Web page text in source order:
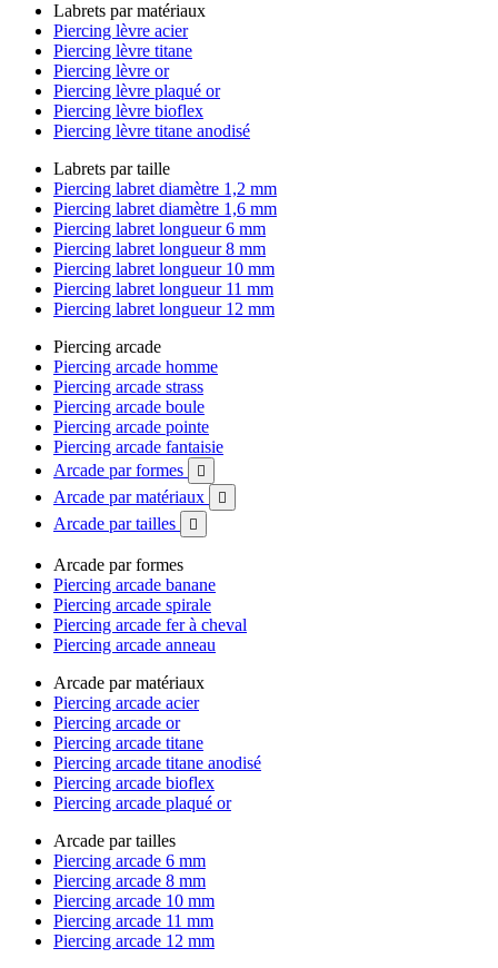
Labrets par matériaux
Piercing lèvre acier
Piercing lèvre titane
Piercing lèvre or
Piercing lèvre plaqué or
Piercing lèvre bioflex
Piercing lèvre titane anodisé
Labrets par taille
Piercing labret diamètre 1,2 mm
Piercing labret diamètre 1,6 mm
Piercing labret longueur 6 mm
Piercing labret longueur 8 mm
Piercing labret longueur 10 mm
Piercing labret longueur 11 mm
Piercing labret longueur 12 mm
Piercing arcade
Piercing arcade homme
Piercing arcade strass
Piercing arcade boule
Piercing arcade pointe
Piercing arcade fantaisie
Arcade par formes

Arcade par matériaux 
Arcade par tailles 
Arcade par formes
Piercing arcade banane
Piercing arcade spirale
Piercing arcade fer à cheval
Piercing arcade anneau
Arcade par matériaux
Piercing arcade acier
Piercing arcade or
Piercing arcade titane
Piercing arcade titane anodisé
Piercing arcade bioflex
Piercing arcade plaqué or
Arcade par tailles
Piercing arcade 6 mm
Piercing arcade 8 mm
Piercing arcade 10 mm
Piercing arcade 11 mm
Piercing arcade 12 mm